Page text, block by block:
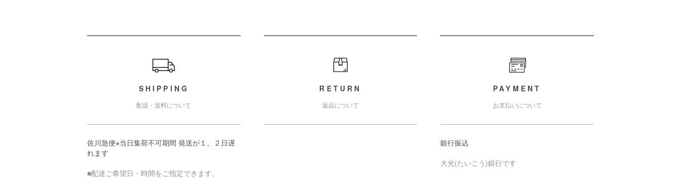
SHIPPING
配送・送料について
佐川急便※当日集荷不可期間 発送が１、２日遅
れます
■配達ご希望日・時間をご指定できます。
RETURN
返品について
PAYMENT
お支払いについて
銀行振込
大光(たいこう)銀行です